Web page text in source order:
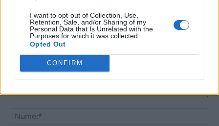
I want to opt-out of Collection, Use,
Retention, Sale, and/or Sharing of my
Personal Data that Is Unrelated with the
Purposes for which it was collected.
Opted Out
CONFIRM